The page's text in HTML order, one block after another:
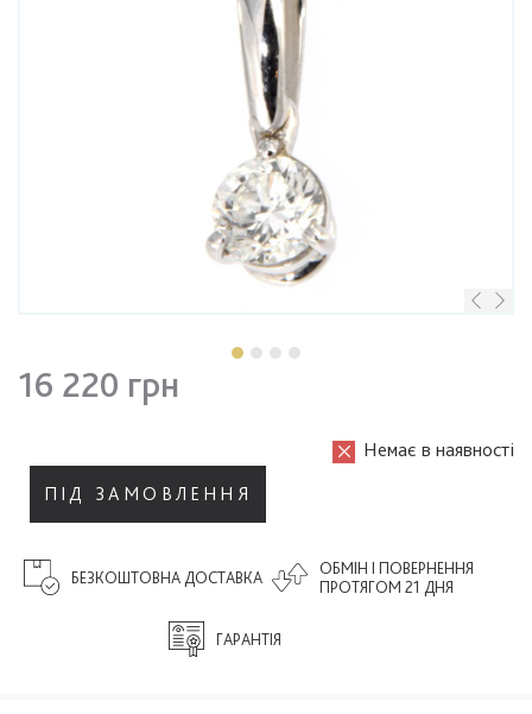
16 220 грн
Немає в наявності
ПІД ЗАМОВЛЕННЯ
ОБМІН І ПОВЕРНЕННЯ
ПРОТЯГОМ 21 ДНЯ
ГАРАНТІЯ
БЕЗКОШТОВНА ДОСТАВКА